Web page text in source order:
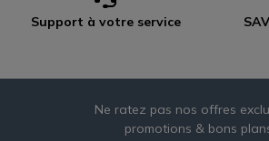
Support à votre service
Ne ratez pas nos offres
promotions & bons